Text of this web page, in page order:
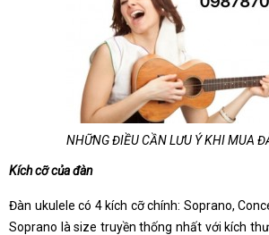
NHỮNG ĐIỀU CẦN LƯU Ý KHI MUA
Kích cỡ của đàn
Đàn ukulele có 4 kích cỡ chính: Soprano,
Soprano là size truyền thống nhất với kích